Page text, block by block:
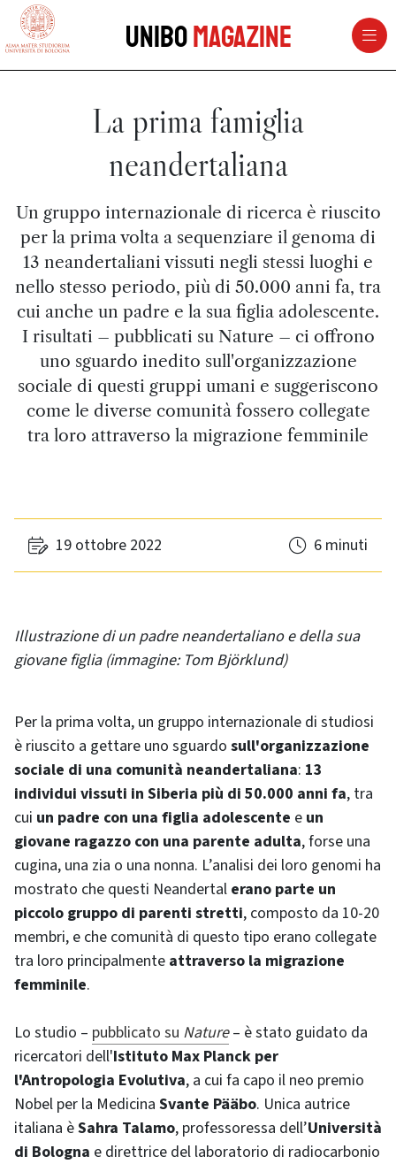
vai al contenuto della pagina
UniboMagazine
La prima famiglia
neandertaliana
Un gruppo internazionale di ricerca è riuscito
per la prima volta a sequenziare il genoma di
13 neandertaliani vissuti negli stessi luoghi e
nello stesso periodo, più di 50.000 anni fa, tra
cui anche un padre e la sua figlia adolescente.
I risultati – pubblicati su Nature – ci offrono
uno sguardo inedito sull'organizzazione
sociale di questi gruppi umani e suggeriscono
come le diverse comunità fossero collegate
tra loro attraverso la migrazione femminile
19 ottobre 2022 6 minuti
Illustrazione di un padre neandertaliano e della sua
giovane figlia (immagine: Tom Björklund)
Per la prima volta, un gruppo internazionale di studiosi
è riuscito a gettare uno sguardo sull'organizzazione
sociale di una comunità neandertaliana: 13
individui vissuti in Siberia più di 50.000 anni fa, tra
cui un padre con una figlia adolescente e un
giovane ragazzo con una parente adulta, forse una
cugina, una zia o una nonna. L’analisi dei loro genomi ha
mostrato che questi Neandertal erano parte un
piccolo gruppo di parenti stretti, composto da 10-20
membri, e che comunità di questo tipo erano collegate
tra loro principalmente attraverso la migrazione
femminile.
Lo studio – pubblicato su Nature – è stato guidato da
ricercatori dell'Istituto Max Planck per
l'Antropologia Evolutiva, a cui fa capo il neo premio
Nobel per la Medicina Svante Pääbo. Unica autrice
italiana èSahra Talamo, professoressa dell’Università
di Bologna e direttrice del laboratorio di radiocarbonio